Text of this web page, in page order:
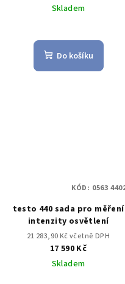
Skladem
Do košíku
testo 440 sada pro měření
intenzity osvětlení
21 283,90 Kč včetně DPH
17 590 Kč
Skladem
KÓD: 0563